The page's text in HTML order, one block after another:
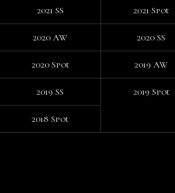
2021 SS 2021 Spot
2020 AW 2020 SS
2020 Spot 2019 AW
2019 SS 2019 Spot
2018 Spot